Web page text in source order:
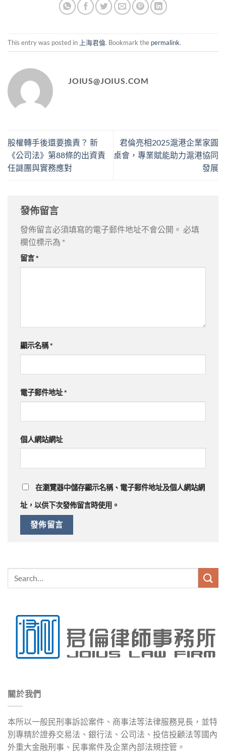
This entry was posted in 上海君倫. Bookmark the permalink.
JOIUS@JOIUS.COM
股權轉手後還要擔責？ 新
《公司法》第88條的出資責
任謎團與實務應對
君倫亮相2025滬港企業家圓
桌會，專業賦能助力滬港協同
發展
發佈留言
發佈留言必須填寫的電子郵件地址不會公開。 必填
欄位標示為 *
留言*
顯示名稱*
電子郵件地址*
個人網站網址
在瀏覽器中儲存顯示名稱、電子郵件地址及個人網站網
址，以供下次發佈留言時使用。
關於我們
本所以一般民刑事訴訟案件、商事法等法律服務見長，並特
別專精於證券交易法、銀行法、公司法、投信投顧法等國內
外重大金融刑事、民事案件及企業內部法規控管。